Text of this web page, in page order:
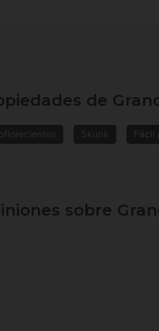
de
Skunk Fácil
sobre